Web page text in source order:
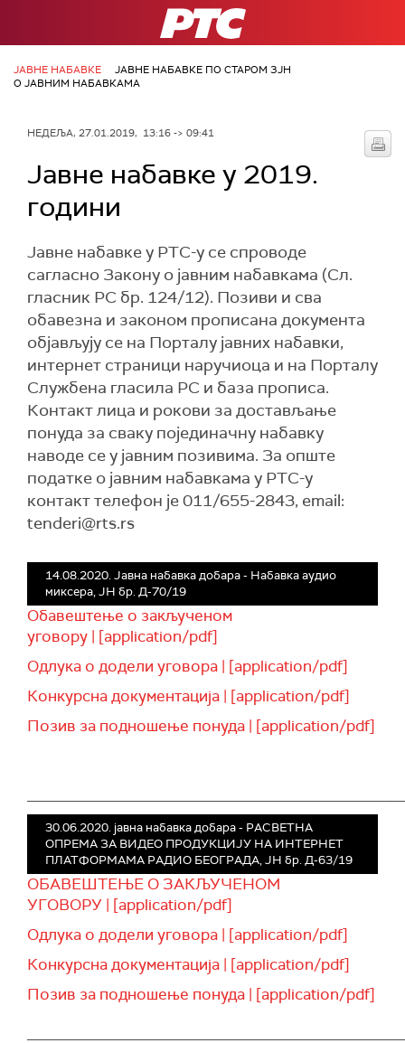
РТС
ЈАВНЕ НАБАВКЕ
ЈАВНЕ НАБАВКЕ ПО СТАРОМ ЗЈН
О ЈАВНИМ НАБАВКАМА
НЕДЕЉА, 27.01.2019, 13:16 -> 09:41
Јавне набавке у 2019.
години
Јавне набавке у РТС-у се спроводе
сагласно Закону о јавним набавкама (Сл.
гласник РС бр. 124/12). Позиви и сва
обавезна и законом прописана документа
објављују се на Порталу јавних набавки,
интернет страници наручиоца и на Порталу
Службена гласила РС и база прописа.
Контакт лица и рокови за достављање
понуда за сваку појединачну набавку
наводе се у јавним позивима. За опште
податке о јавним набавкама у РТС-у
контакт телефон је 011/655-2843, email:
tenderi@rts.rs
14.08.2020. Јавна набавка добара - Набавка аудио
миксера, ЈН бр. Д-70/19
Обавештење о закљученом
уговору | [application/pdf]
Одлука о додели уговора | [application/pdf]
Конкурсна документација | [application/pdf]
Позив за подношење понуда | [application/pdf]
30.06.2020. јавна набавка добара - РАСВЕТНА
ОПРЕМА ЗА ВИДЕО ПРОДУКЦИЈУ НА ИНТЕРНЕТ
ПЛАТФОРМАМА РАДИО БЕОГРАДА, ЈН бр. Д-63/19
ОБАВЕШТЕЊЕ О ЗАКЉУЧЕНОМ
УГОВОРУ | [application/pdf]
Одлука о додели уговора | [application/pdf]
Конкурсна документација | [application/pdf]
Позив за подношење понуда | [application/pdf]